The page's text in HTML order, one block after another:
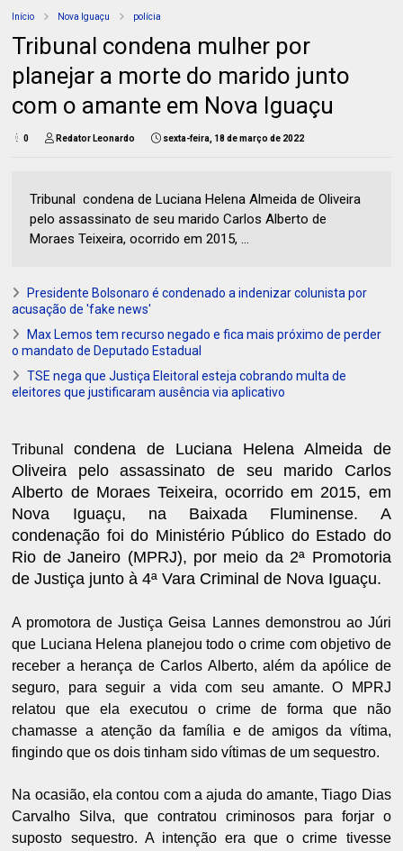
Início Nova Iguaçu polícia
Tribunal condena mulher por
planejar a morte do marido junto
com o amante em Nova Iguaçu
0 Redator Leonardo sexta-feira, 18 de março de 2022
Tribunal condena de Luciana Helena Almeida de Oliveira
pelo assassinato de seu marido Carlos Alberto de
Moraes Teixeira, ocorrido em 2015, ...
Presidente Bolsonaro é condenado a indenizar colunista por
acusação de 'fake news'
Max Lemos tem recurso negado e fica mais próximo de perder
o mandato de Deputado Estadual
TSE nega que Justiça Eleitoral esteja cobrando multa de
eleitores que justificaram ausência via aplicativo
Tribunalcondena de Luciana Helena Almeida de
Oliveira pelo assassinato de seu marido Carlos
Alberto de Moraes Teixeira, ocorrido em 2015, em
Nova Iguaçu, na Baixada Fluminense. A
condenação foi do Ministério Público do Estado do
Rio de Janeiro (MPRJ), por meio da 2ª Promotoria
de Justiça junto à 4ª Vara Criminal de Nova Iguaçu.
A promotora de Justiça Geisa Lannes demonstrou ao Júri
que Luciana Helena planejou todo o crime com objetivo de
receber a herança de Carlos Alberto, além da apólice de
seguro, para seguir a vida com seu amante. O MPRJ
relatou que ela executou o crime de forma que não
chamasse a atenção da família e de amigos da vítima,
fingindo que os dois tinham sido vítimas de um sequestro.
Na ocasião, ela contou com a ajuda do amante, Tiago Dias
Carvalho Silva, que contratou criminosos para forjar o
suposto sequestro. A intenção era que o crime tivesse